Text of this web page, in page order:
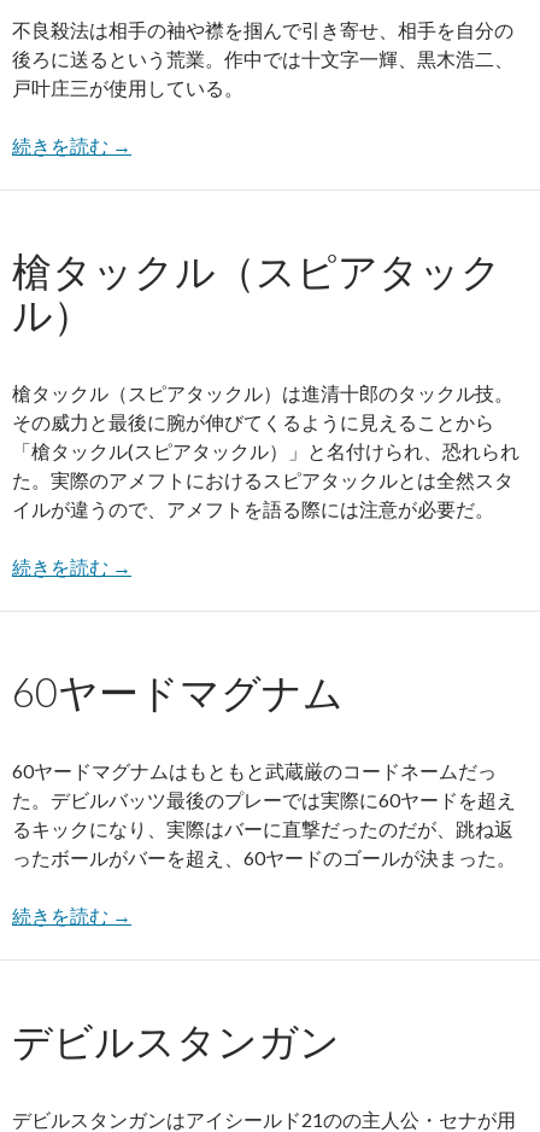
不良殺法は相手の袖や襟を掴んで引き寄せ、相手を自分の
後ろに送るという荒業。作中では十文字一輝、黒木浩二、
戸叶庄三が使用している。
続きを読む →
槍タックル（スピアタック
ル）
槍タックル（スピアタックル）は進清十郎のタックル技。
その威力と最後に腕が伸びてくるように見えることから
「槍タックル(スピアタックル）」と名付けられ、恐れられ
た。実際のアメフトにおけるスピアタックルとは全然スタ
イルが違うので、アメフトを語る際には注意が必要だ。
続きを読む →
60ヤードマグナム
60ヤードマグナムはもともと武蔵厳のコードネームだっ
た。デビルバッツ最後のプレーでは実際に60ヤードを超え
るキックになり、実際はバーに直撃だったのだが、跳ね返
ったボールがバーを超え、60ヤードのゴールが決まった。
続きを読む →
デビルスタンガン
デビルスタンガンはアイシールド21のの主人公・セナが用